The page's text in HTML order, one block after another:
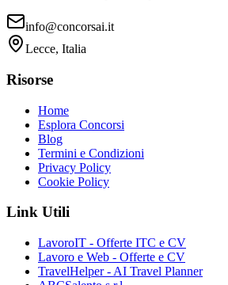
info@concorsai.it
Lecce, Italia
Risorse
Home
Esplora Concorsi
Blog
Termini e Condizioni
Privacy Policy
Cookie Policy
Link Utili
LavoroIT - Offerte ITC e CV
Lavoro e Web - Offerte e CV
TravelHelper - AI Travel Planner